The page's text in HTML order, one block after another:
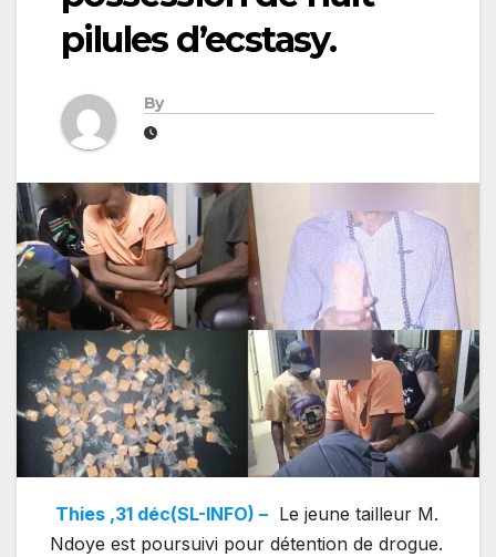
pilules d’ecstasy.
By
Thies ,31 déc(SL-INFO) – Le jeune tailleur M.
Ndoye est poursuivi pour détention de drogue.